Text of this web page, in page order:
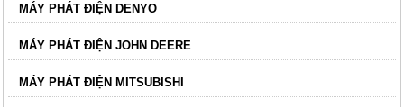
MÁY PHÁT ĐIỆN DENYO
MÁY PHÁT ĐIỆN JOHN DEERE
MÁY PHÁT ĐIỆN MITSUBISHI